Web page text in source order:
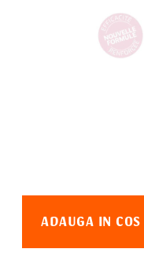
ADAUGA IN COS